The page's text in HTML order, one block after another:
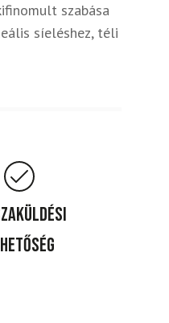
szabása
síeléshez, téli